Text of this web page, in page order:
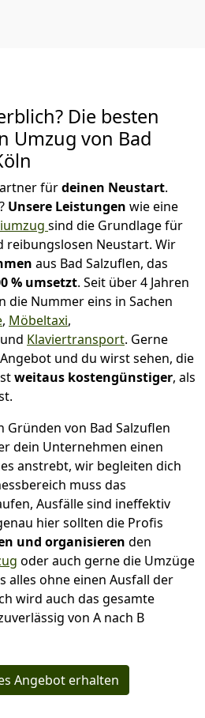
Die besten
Umzug von Bad
fürdeinen Neustart.
Unsere Leistungen wie eine
sind die Grundlage für
reibungslosen Neustart. Wir
aus Bad Salzuflen, das
% umsetzt. Seit über 4 Jahren
die Nummer eins in Sachen
, Möbeltaxi,
und Klaviertransport. Gerne
und du wirst sehen, die
weitaus kostengünstiger, als
Gründen von Bad Salzuflen
dein Unternehmen einen
anstrebt, wir begleiten dich
muss das
Ausfälle sind ineffektiv
hier sollten die Profis
und organisieren den
oder auch gerne die Umzüge
alles ohne einen Ausfall der
wird auch das gesamte
von A nach B
Angebot erhalten